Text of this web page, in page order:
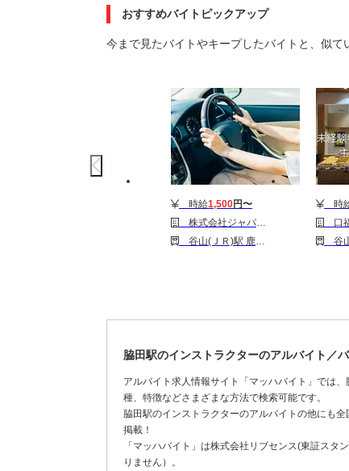
おすすめバイトピックアップ
今まで見たバイトやキープしたバイトと、似て
時給1,500円〜
株式会社ジャパン・リリーフ 福岡支店/fodrmhR-17448
谷山(ＪＲ)駅 鹿児島中央駅 慈眼寺駅
時
口福堂
谷山(市
脇田駅のインストラクターのアルバイト／
アルバイト求人情報サイト「マッハバイト」では
種、特徴などさまざまな方法で検索可能です。
脇田駅のインストラクターのアルバイトの他にも
掲載！
「マッハバイト」は株式会社リブセンス(東証ス
りません）。